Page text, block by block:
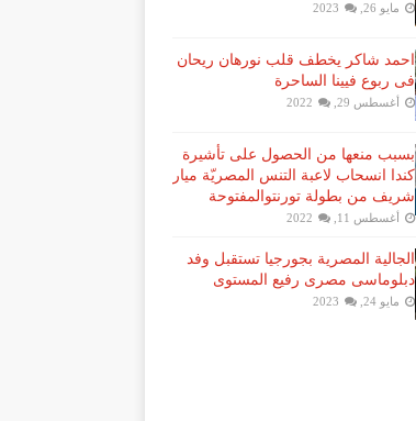
مايو 26, 2023
احمد شاكر يخطف قلب نورهان ريحان
فى ربوع فيينا الساحرة
أغسطس 29, 2022
بسبب منعها من الحصول على تأشيرة
كندا انسحاب لاعبة ​التنس​ المصريّة ​ميار
شريف​ من بطولة ​تورنتو​المفتوحة
أغسطس 11, 2022
الجالية المصرية بجورجيا تستقبل وفد
دبلوماسى مصرى رفيع المستوى
مايو 24, 2023